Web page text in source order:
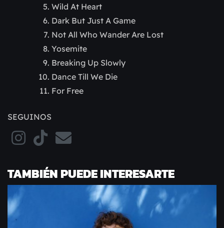
Wild At Heart
Dark But Just A Game
Not All Who Wander Are Lost
Yosemite
Breaking Up Slowly
Dance Till We Die
For Free
SEGUINOS
TAMBIÉN PUEDE INTERESARTE